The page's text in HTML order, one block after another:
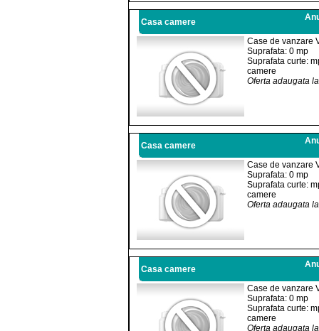
Casa camere
Case de vanzare
Suprafata: 0 mp
Suprafata curte:
camere
Oferta adaugata
Casa camere
Case de vanzare
Suprafata: 0 mp
Suprafata curte:
camere
Oferta adaugata
Casa camere
Case de vanzare
Suprafata: 0 mp
Suprafata curte:
camere
Oferta adaugata